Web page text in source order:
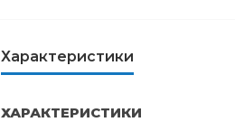
Характеристики
ХАРАКТЕРИСТИКИ